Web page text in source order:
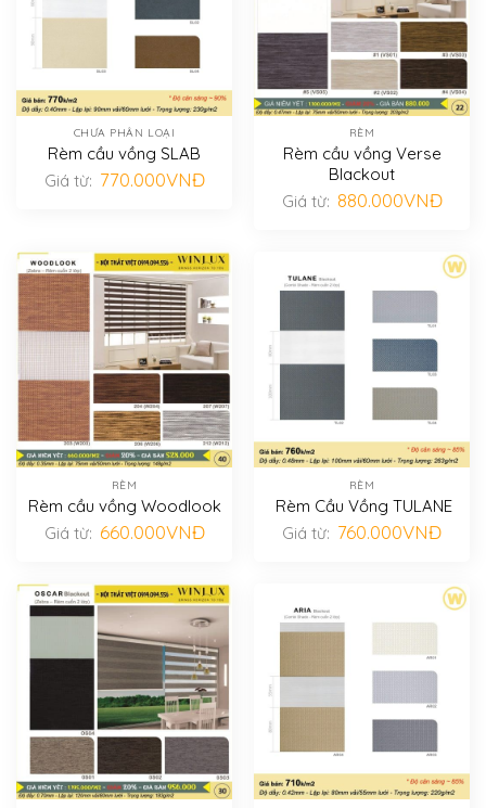
CHƯA PHÂN LOẠI
Rèm cầu vồng SLAB
Giá từ: 770.000VNĐ
RÈM
Rèm cầu vồng Verse
Blackout
Giá từ: 880.000VNĐ
RÈM
Rèm cầu vồng Woodlook
Giá từ: 660.000VNĐ
RÈM
Rèm Cầu Vồng TULANE
Giá từ: 760.000VNĐ